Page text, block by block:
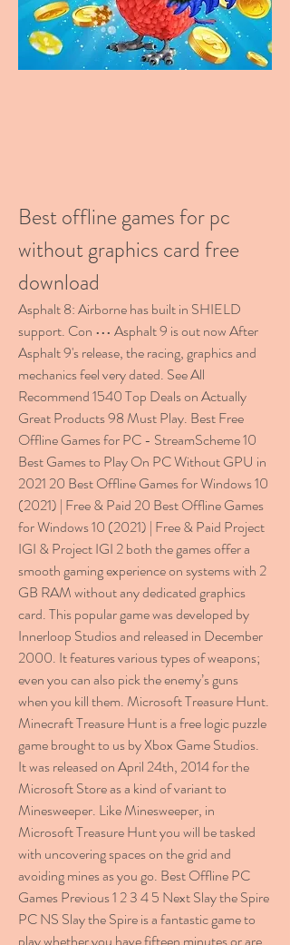
Best offline games for pc
without graphics card free
download
Asphalt 8: Airborne has built in SHIELD
support. Con ••• Asphalt 9 is out now After
Asphalt 9's release, the racing, graphics and
mechanics feel very dated. See All
Recommend 1540 Top Deals on Actually
Great Products 98 Must Play. Best Free
Offline Games for PC - StreamScheme 10
Best Games to Play On PC Without GPU in
2021 20 Best Offline Games for Windows 10
(2021) | Free & Paid 20 Best Offline Games
for Windows 10 (2021) | Free & Paid Project
IGI & Project IGI 2 both the games offer a
smooth gaming experience on systems with 2
GB RAM without any dedicated graphics
card. This popular game was developed by
Innerloop Studios and released in December
2000. It features various types of weapons;
even you can also pick the enemy’s guns
when you kill them. Microsoft Treasure Hunt.
Minecraft Treasure Hunt is a free logic puzzle
game brought to us by Xbox Game Studios.
It was released on April 24th, 2014 for the
Microsoft Store as a kind of variant to
Minesweeper. Like Minesweeper, in
Microsoft Treasure Hunt you will be tasked
with uncovering spaces on the grid and
avoiding mines as you go. Best Offline PC
Games Previous 1 2 3 4 5 Next Slay the Spire
PC NS Slay the Spire is a fantastic game to
play whether you have fifteen minutes or are